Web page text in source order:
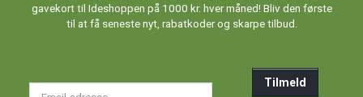
gavekort til Ideshoppen på 1000 kr. hver måned! Bliv den første
til at få seneste nyt, rabatkoder og skarpe tilbud.
Tilmeld